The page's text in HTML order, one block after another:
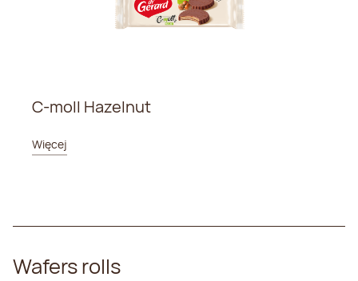
C-moll Hazelnut
Więcej
Wafers rolls